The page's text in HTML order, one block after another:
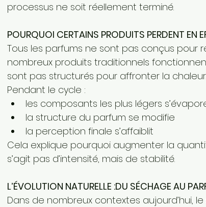
processus ne soit réellement terminé.
POURQUOI CERTAINS PRODUITS PERDENT EN
Tous les parfums ne sont pas conçus pour
nombreux produits traditionnels
sont pas structurés pour affronter la chaleur.
Pendant le cycle :
les composants les plus légers
la structure du parfum se modifie
la perception finale s’affaiblit
Cela explique pourquoi augmenter la
s’agit pas d’intensité, mais de stabilité.
L’ÉVOLUTION NATURELLE :DU SÉCHAGE AU
Dans de nombreux contextes aujourd’hui,